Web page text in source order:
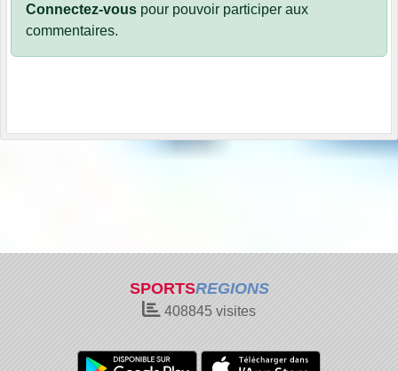
Connectez-vous pour pouvoir participer aux
commentaires.
SPORTSREGIONS
408845 visites